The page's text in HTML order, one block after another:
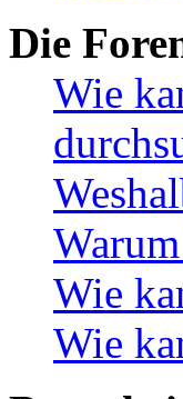
Die
Wie
Wie
Wie